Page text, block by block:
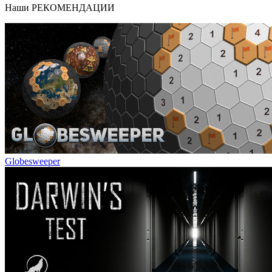
Наши РЕКОМЕНДАЦИИ
Globesweeper